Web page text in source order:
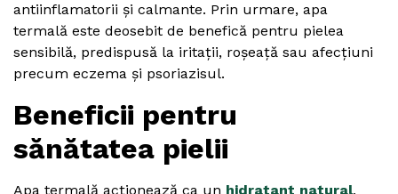
antiinflamatorii și calmante. Prin urmare, apa
termală este deosebit de benefică pentru pielea
sensibilă, predispusă la iritații, roșeață sau afecțiuni
precum eczema și psoriazisul.
Beneficii pentru
sănătatea pielii
Apa termală acționează ca un hidratant natural,